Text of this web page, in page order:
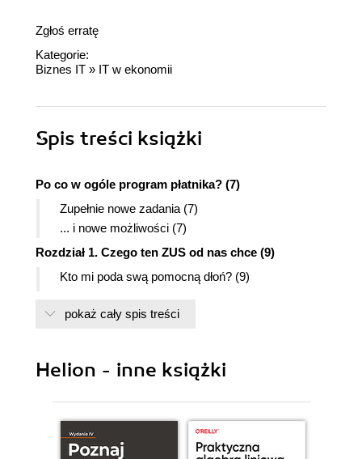
Zgłoś erratę
Kategorie:
Biznes IT » IT w ekonomii
Spis treści książki
Po co w ogóle program płatnika? (7)
Zupełnie nowe zadania (7)
... i nowe możliwości (7)
Rozdział 1. Czego ten ZUS od nas chce (9)
Kto mi poda swą pomocną dłoń? (9)
Zasady przekazywania dokumentów
społeczne, zdrowotne, fundusz pracy i
Zasady wypełniania dokumentów
ubezpieczeniowych (10)
pokaż cały spis treści
Helion - inne książki